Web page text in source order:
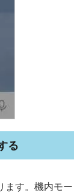
る
ます。機内モー